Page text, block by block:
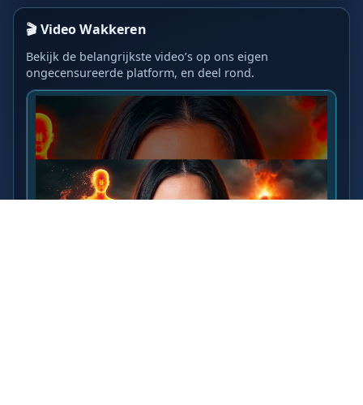
🎬 Video Wakkeren
Bekijk de belangrijkste video’s op ons eigen
ongecensureerde platform, en deel rond.